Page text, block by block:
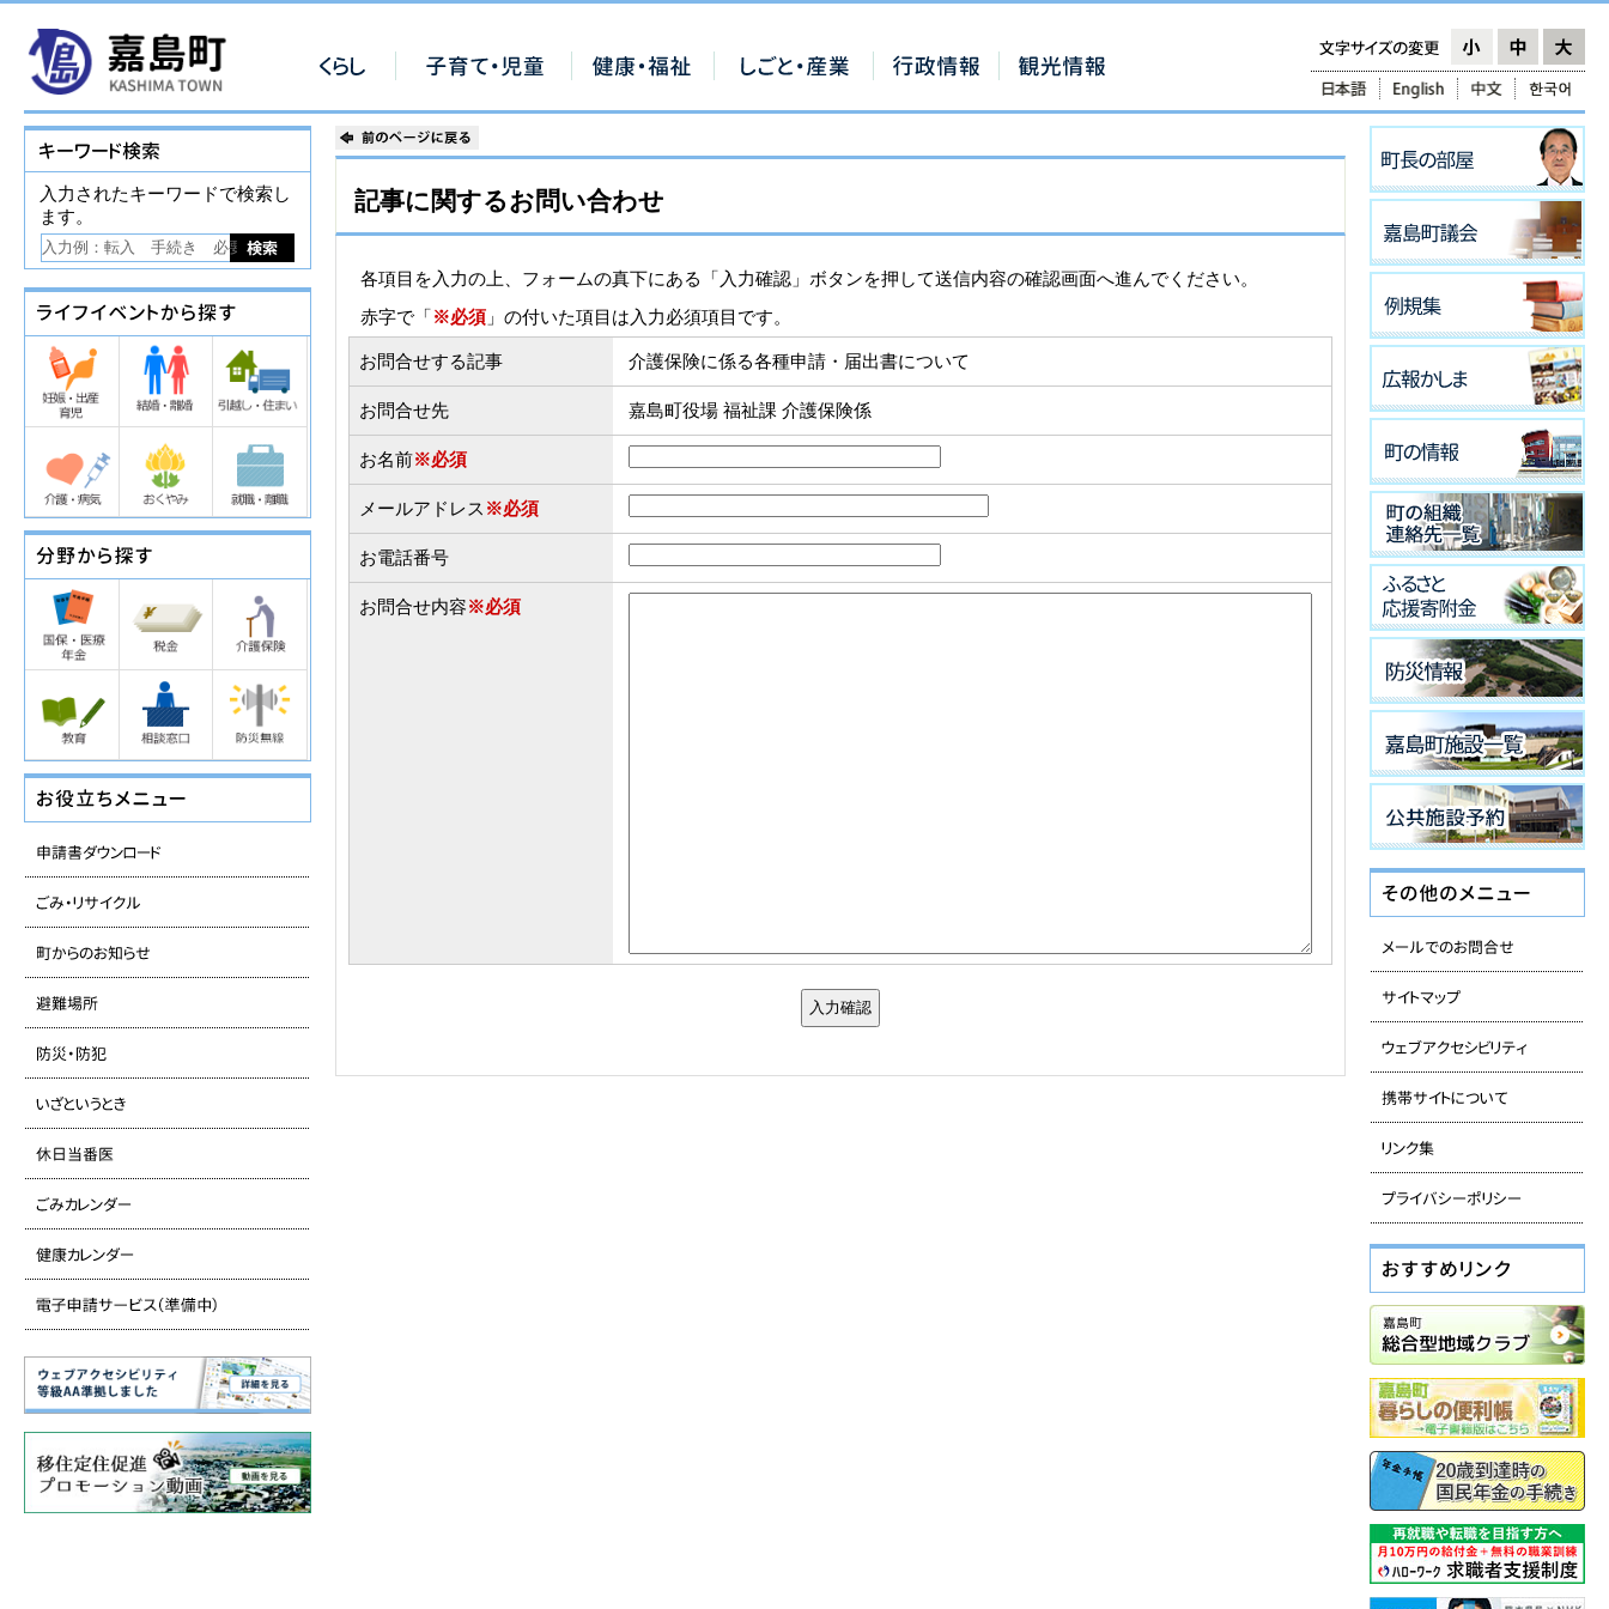
記事に関するお問い合わせ
各項目を入力の上、フォームの真下にある「入力確認」ボタンを押して送信内容の確認画面へ進んでください。
赤字で「※必須 」の付いた項目は入力必須項目です。
お問合せする記事 介護保険に係る各種申請・届出書について
お問合せ先 嘉島町役場 福祉課 介護保険係
お名前※必須
メールアドレス ※必須
お電話番号
お問合せ内容※必須
入力されたキーワードで検索し
ます。